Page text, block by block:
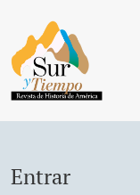
Entrar